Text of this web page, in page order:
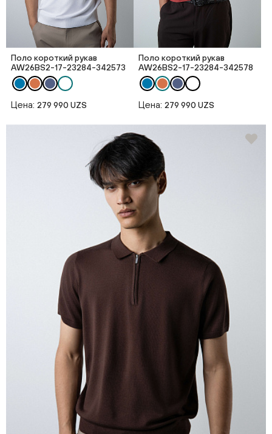
Поло короткий рукав
AW26BS2-17-23284-342573
Цена: 279 990 UZS
Поло короткий рукав
AW26BS2-17-23284-342578
Цена: 279 990 UZS